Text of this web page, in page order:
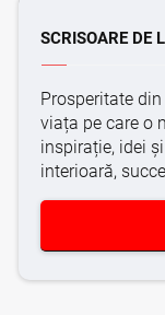
SCRISOARE DE
Prosperitate
viața pe care o
inspirație, idei
interioară,